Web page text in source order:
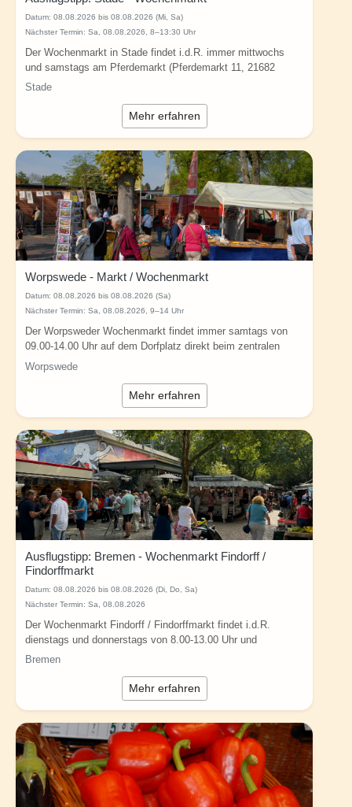
Datum: 08.08.2026 bis 08.08.2026 (Mi, Sa)
Nächster Termin: Sa, 08.08.2026, 8–13:30 Uhr
Der Wochenmarkt in Stade findet i.d.R. immer mittwochs
und samstags am Pferdemarkt (Pferdemarkt 11, 21682
Stade) von 08:00-13.30 Uhr...
Stade
Mehr erfahren
Worpswede - Markt / Wochenmarkt
Datum: 08.08.2026 bis 08.08.2026 (Sa)
Nächster Termin: Sa, 08.08.2026, 9–14 Uhr
Der Worpsweder Wochenmarkt findet immer samtags von
09.00-14.00 Uhr auf dem Dorfplatz direkt beim zentralen
Parkplatz gegenüber der "Vogeler-Villa"...
Worpswede
Mehr erfahren
Ausflugstipp: Bremen - Wochenmarkt Findorff /
Findorffmarkt
Datum: 08.08.2026 bis 08.08.2026 (Di, Do, Sa)
Nächster Termin: Sa, 08.08.2026
Der Wochenmarkt Findorff / Findorffmarkt findet i.d.R.
dienstags und donnerstags von 8.00-13.00 Uhr und
samstags von 8.00-14:00 Uhr in...
Bremen
Mehr erfahren